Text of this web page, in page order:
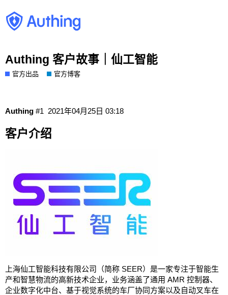
Authing 客户故事｜仙工智能
官方出品 官方博客
Authing 2021年04月25日 03:18
#1
客户介绍
上海仙工智能科技有限公司（简称 SEER）是一家专注于智能生
产和智慧物流的高新技术企业，业务涵盖了通用 AMR 控制器、
企业数字化中台、基于视觉系统的车厂协同方案以及自动叉车在